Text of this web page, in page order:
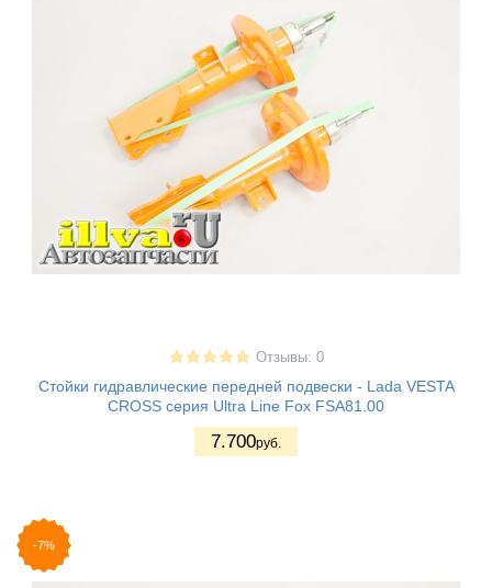
Отзывы: 0
Стойки гидравлические передней подвески - Lada VESTA
CROSS серия Ultra Line Fox FSA81.00
7.700руб.
-7%